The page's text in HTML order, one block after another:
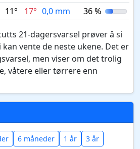
11° 17° 0,0 mm 36 %
21-dagersvarsel prøver å si
vente de neste ukene. Det er
men viser om det trolig
våtere eller tørrere enn
6 måneder 1 år 3 år